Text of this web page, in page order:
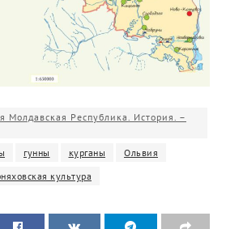
Молдавская Республика. История. –
гунны курганы
Ольвия
культура